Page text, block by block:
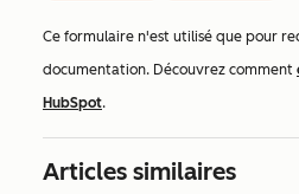
Ce formulaire n'est utilisé que pour
documentation. Découvrez comment
HubSpot.
Articles similaires